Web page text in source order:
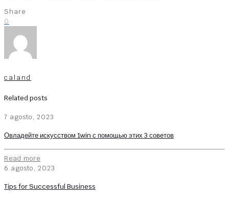
Share
0
caland
Related posts
7 agosto, 2023
Овладейте искусством 1win с помощью этих 3 советов
Read more
6 agosto, 2023
Tips for Successful Business